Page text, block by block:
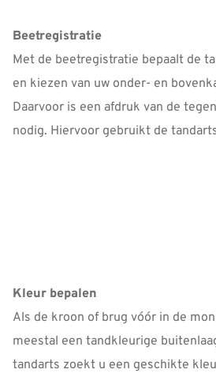
Beetregistratie
Met de beetregistratie bepaalt de
en kiezen van uw onder- en
Daarvoor is een afdruk van de
nodig. Hiervoor gebruikt de
Kleur bepalen
Als de kroon of brug vóór in de
meestal een tandkleurige
tandarts zoekt u een geschikte